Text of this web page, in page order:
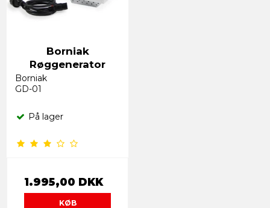
Borniak
Røggenerator
Borniak
GD-01
På lager
1.995,00 DKK
KØB